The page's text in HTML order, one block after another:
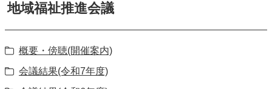
地域福祉推進会議
概要・傍聴(開催案内)
会議結果(令和7年度)